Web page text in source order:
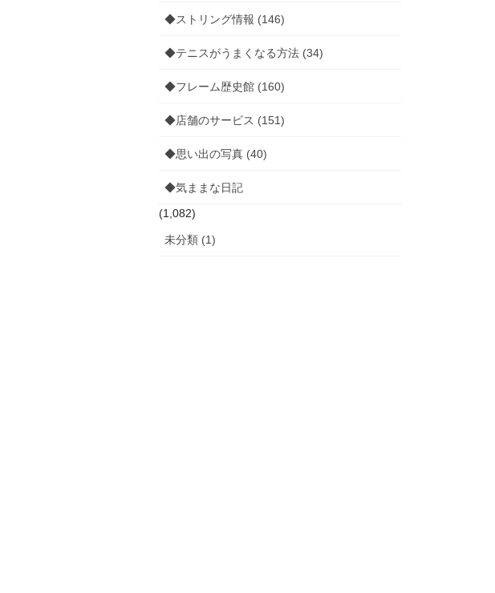
◆ストリング情報 (146)
◆テニスがうまくなる方法 (34)
◆フレーム歴史館 (160)
◆店舗のサービス (151)
◆思い出の写真 (40)
◆気ままな日記
(1,082)
未分類 (1)